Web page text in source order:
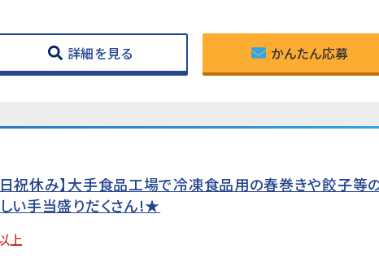
詳細を見る かんたん応募
祝休み】大手食品工場で冷凍食品用の春巻きや餃子等
い手当盛りだくさん!★
上